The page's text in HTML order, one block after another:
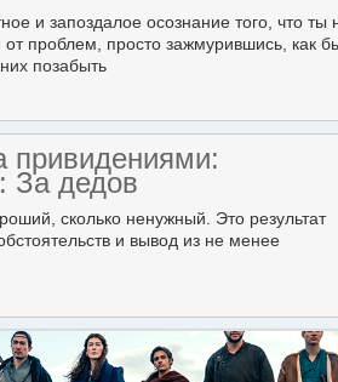
и запоздалое осознание того, что ты
проблем, просто зажмурившись, как
позабыть
привидениями:
За дедов
сколько ненужный. Это результат
и вывод из не менее